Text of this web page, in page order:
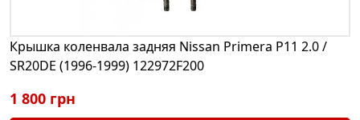
Крышка коленвала задняя Nissan Primera P11 2.0 /
SR20DE (1996-1999) 122972F200
1 800 грн